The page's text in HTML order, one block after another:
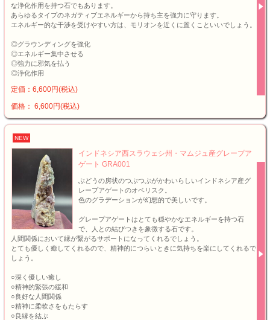
な浄化作用を持つ石でもあります。
あらゆるタイプのネガティブエネルギーから持ち主を強力に守ります。
エネルギー的な干渉を受けやすい方は、モリオンを近くに置くこといいでしょう。
◎グラウンディングを強化
◎エネルギー集中させる
◎強力に邪気を払う
◎浄化作用
定価：6,600円(税込)
価格： 6,600円(税込)
NEW
インドネシア西スラウェシ州・マムジュ産グレープア
ゲート GRA001
ぶどうの房状のつぶつぶがかわいらしいインドネシア産グ
レープアゲートのオベリスク。
色のグラデーションが幻想的で美しいです。
グレープアゲートはとても穏やかなエネルギーを持つ石
で、人との結びつきを象徴する石です。
人間関係において縁が繋がるサポートになってくれるでしょう。
とても優しく癒してくれるので、精神的につらいときに気持ちを楽にしてくれるで
しょう。
○深く優しい癒し
○精神的緊張の緩和
○良好な人間関係
○精神に柔軟さをもたらす
○良縁を結ぶ